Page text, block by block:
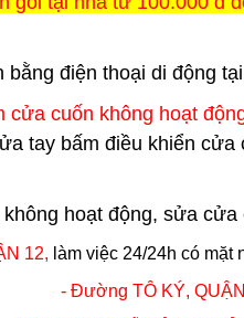
bằng điện thoại di động
cửa cuốn không hoạt
tay bấm điều khiển
hoạt động, sửa
12, làm việc 24/24h có mặt
- Đường TÔ KÝ,